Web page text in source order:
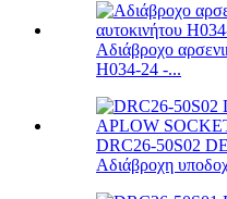
Αδιάβροχο
H034-24 -...
DRC26-50S02
Αδιάβροχη